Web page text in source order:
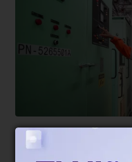
Direitos Humanos